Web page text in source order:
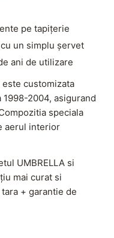
pe tapițerie
un simplu șervet
ani de utilizare
customizata
2004, asigurand
speciala
aerul interior
UMBRELLA si
mai curat si
+ garantie de